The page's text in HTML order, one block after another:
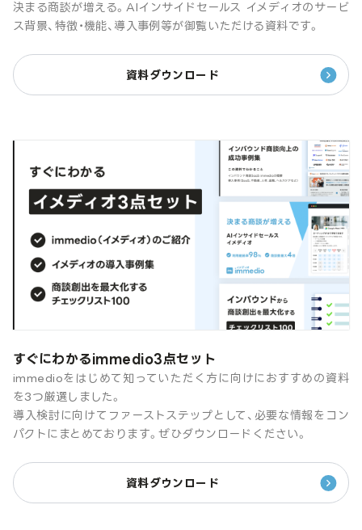
決まる商談が増える。AIインサイドセールス イメディオのサービ
ス背景、特徴・機能、導入事例等が御覧いただける資料です。
資料ダウンロード
すぐにわかるimmedio3点セット
immedioをはじめて知っていただく方に向けにおすすめの資料
を3つ厳選しました。
導入検討に向けてファーストステップとして、必要な情報をコン
パクトにまとめております。ぜひダウンロードください。
資料ダウンロード